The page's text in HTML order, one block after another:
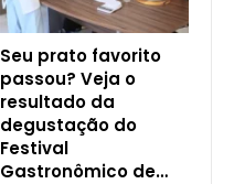
Seu prato favorito
passou? Veja o
resultado da
degustação do
Festival
Gastronômico de…